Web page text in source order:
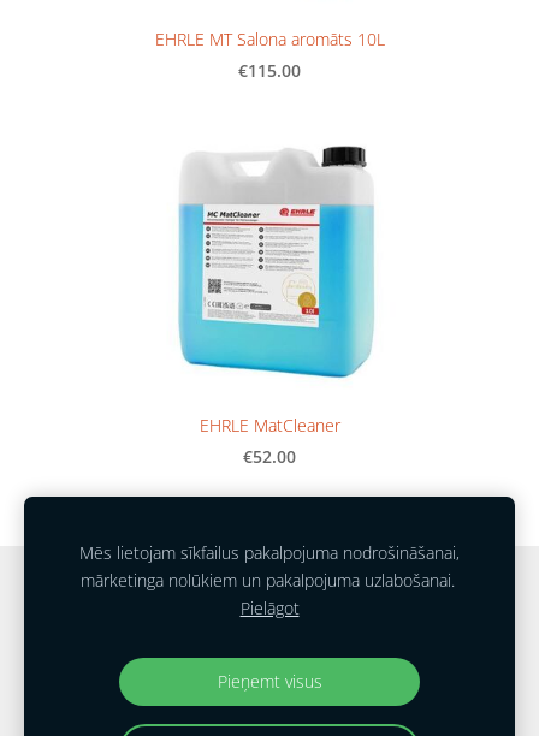
EHRLE MT Salona aromāts 10L
€115.00
EHRLE MatCleaner
€52.00
Sīkdatnes
© 2026 EHRLE FS SIA
Mēs lietojam sīkfailus pakalpojuma nodrošināšanai,
mārketinga nolūkiem un pakalpojuma uzlabošanai.
Pielāgot
Pieņemt visus